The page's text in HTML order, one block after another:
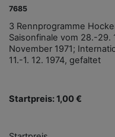
7685
3 Rennprogramme
Saisonfinale vom 28.-29.
November 1971;
11.-1. 12. 1974, gefaltet
Startpreis: 1,00 €